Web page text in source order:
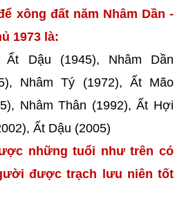
xông đất năm Nhâm Dần -
1973 là:
Ất Dậu (1945), Nhâm Dần
Nhâm Tý (1972), Ất Mão
Nhâm Thân (1992), Ất Hợi
Ất Dậu (2005)
những tuổi như trên có
được trạch lưu niên tốt